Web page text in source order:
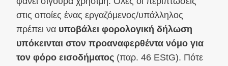
στις οποίες ένας εργαζόμενος/υπάλληλος
πρέπει να υποβάλει φορολογική δήλωση
υπόκεινται στον προαναφερθέντα νόμο για
τον φόρο εισοδήματος (παρ. 46 EStG). Πότε